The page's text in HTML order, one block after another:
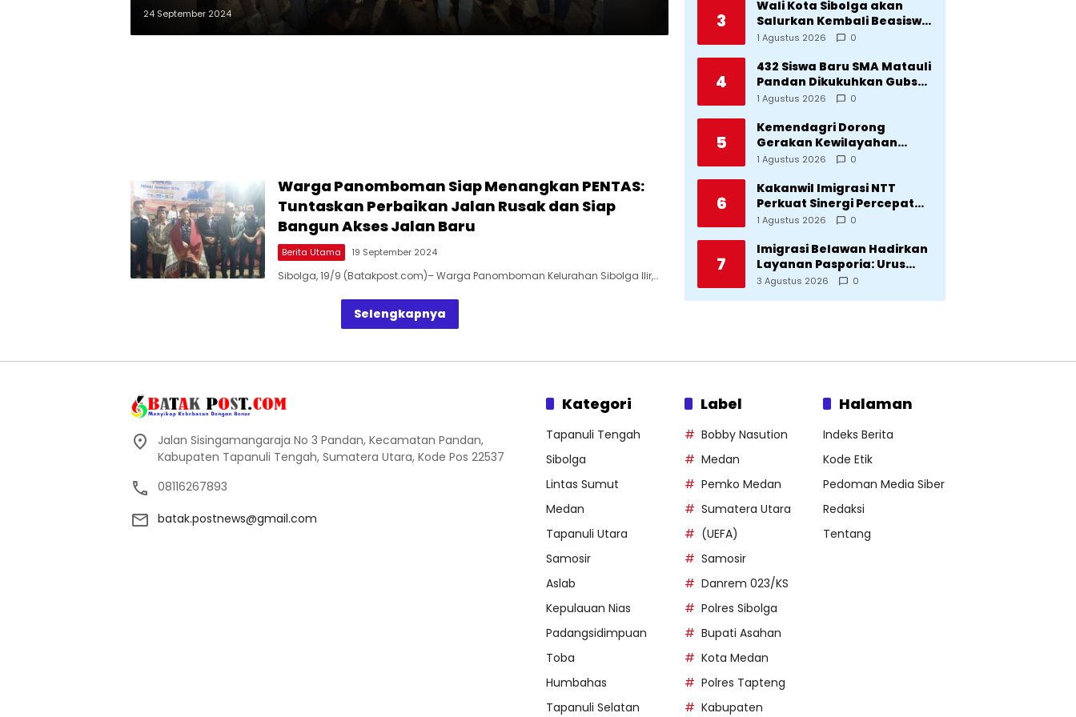
24 September 2024
Warga Panomboman Siap Menangkan PENTAS:
Tuntaskan Perbaikan Jalan Rusak dan Siap
Bangun Akses Jalan Baru
Berita Utama 19 September 2024
Sibolga, 19/9 (Batakpost.com)– Warga Panomboman Kelurahan Sibolga Ilir,…
Selengkapnya
dan Provinsi Diklaim
Kerjaan Tapteng
3
Wali Kota Sibolga akan
Salurkan Kembali Beasiswa
Rp1 Miliar: Diproritaskan
Bencana
1 Agustus 2026 0
4
432 Siswa Baru SMA Matauli
Pandan Dikukuhkan Gubsu:
32 Tahun Matauli Cetak
1 Agustus 2026 0
5
Kemendagri Dorong
Gerakan Kewilayahan
Lawan Tuberkulosis
1 Agustus 2026 0
6
Kakanwil Imigrasi NTT
Perkuat Sinergi Percepat
Pembentukan Kantor
1 Agustus 2026 0
7
Imigrasi Belawan Hadirkan
Layanan Pasporia: Urus
Paspor di Hari Libur
3 Agustus 2026 0
Jalan Sisingamangaraja No 3 Pandan, Kecamatan Pandan,
Kabupaten Tapanuli Tengah, Sumatera Utara, Kode Pos 22537
08116267893
batak.postnews@gmail.com
Kategori
Tapanuli Tengah
Sibolga
Lintas Sumut
Medan
Tapanuli Utara
Samosir
Aslab
Kepulauan Nias
Padangsidimpuan
Toba
Humbahas
Tapanuli Selatan
Label
Bobby Nasution
Medan
Pemko Medan
Sumatera Utara
(UEFA)
Samosir
Danrem 023/KS
Polres Sibolga
Bupati Asahan
Kota Medan
Polres Tapteng
Kabupaten
Halaman
Indeks Berita
Kode Etik
Pedoman Media Siber
Redaksi
Tentang